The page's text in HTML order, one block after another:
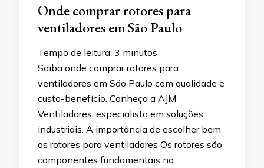
Onde comprar rotores para
ventiladores em São Paulo
Tempo de leitura: 3 minutos
Saiba onde comprar rotores para
ventiladores em São Paulo com qualidade e
custo-benefício. Conheça a AJM
Ventiladores, especialista em soluções
industriais. A importância de escolher bem
os rotores para ventiladores Os rotores são
componentes fundamentais no